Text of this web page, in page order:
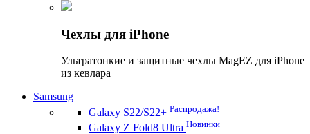
Чехлы для iPhone
Ультратонкие и защитные чехлы MagEZ для iPhone
из кевлара
Samsung
Galaxy S22/S22+ Распродажа!
Galaxy Z Fold8 Ultra Новинки